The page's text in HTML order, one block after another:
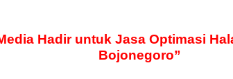
Hadir untuk Jasa Optimasi
Bojonegoro”